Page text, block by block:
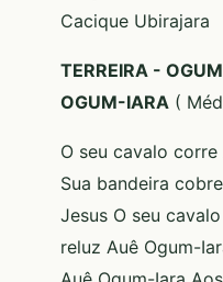
Cacique Ubirajara
TERREIRA -
OGUM-IARA (
O seu cavalo
Sua bandeira
Jesus O seu
reluz Auê Ogum-